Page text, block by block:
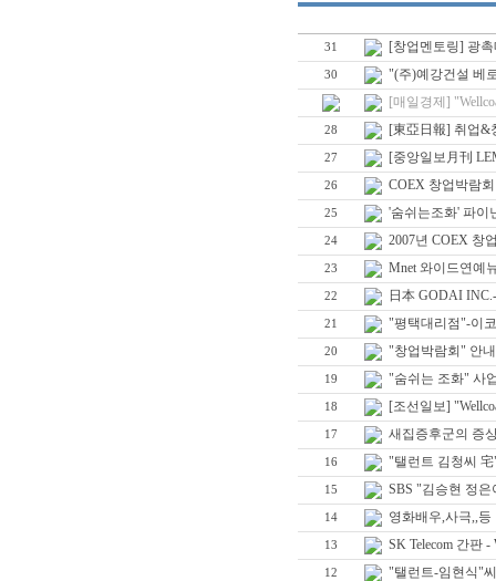
31 [창업멘토링] 광
30
"(주)예강건설 베
[매일경제]
28 [東亞日報] 취업&
27 [중앙일보月刊
26 COEX 창업박람
25 '숨쉬는조화' 파이
24 2007년 COEX 창
23 Mnet 와이드연예
22 日本 GODAI
21 "평택대리점"-이
20 "창업박람회" 안
19 "숨쉬는 조화" 사
18 [조선일보]
17 새집증후군의 증
16 "탤런트 김청씨
15 SBS "김승현 정
14 영화배우,사극,,
13 SK Telecom 간판
12 "탤런트-임현식"